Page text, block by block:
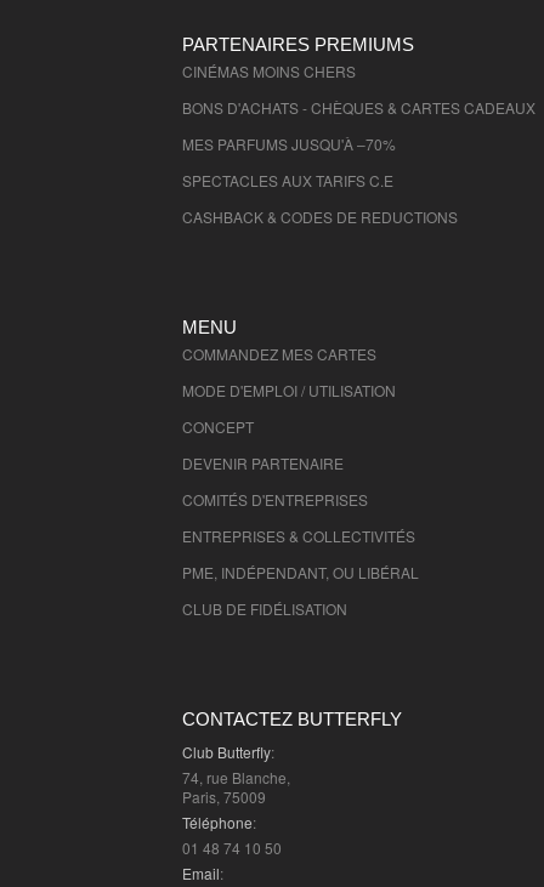
PARTENAIRES PREMIUMS
CINÉMAS MOINS CHERS
BONS D'ACHATS - CHÈQUES & CARTES CADEAUX
MES PARFUMS JUSQU'À –70%
SPECTACLES AUX TARIFS C.E
CASHBACK & CODES DE REDUCTIONS
MENU
COMMANDEZ MES CARTES
MODE D'EMPLOI / UTILISATION
CONCEPT
DEVENIR PARTENAIRE
COMITÉS D'ENTREPRISES
ENTREPRISES & COLLECTIVITÉS
PME, INDÉPENDANT, OU LIBÉRAL
CLUB DE FIDÉLISATION
CONTACTEZ BUTTERFLY
Club Butterfly:
74, rue Blanche,
Paris, 75009
Téléphone:
01 48 74 10 50
Email: